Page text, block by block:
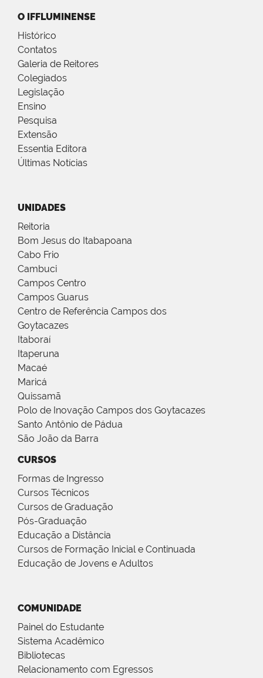
O IFFLUMINENSE
Histórico
Contatos
Galeria de Reitores
Colegiados
Legislação
Ensino
Pesquisa
Extensão
Essentia Editora
Últimas Notícias
UNIDADES
Reitoria
Bom Jesus do Itabapoana
Cabo Frio
Cambuci
Campos Centro
Campos Guarus
Centro de Referência Campos dos
Goytacazes
Itaboraí
Itaperuna
Macaé
Maricá
Quissamã
Polo de Inovação Campos dos Goytacazes
Santo Antônio de Pádua
São João da Barra
CURSOS
Formas de Ingresso
Cursos Técnicos
Cursos de Graduação
Pós-Graduação
Educação a Distância
Cursos de Formação Inicial e Continuada
Educação de Jovens e Adultos
COMUNIDADE
Painel do Estudante
Sistema Acadêmico
Bibliotecas
Relacionamento com Egressos